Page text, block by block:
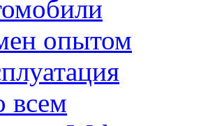
опытом
всем